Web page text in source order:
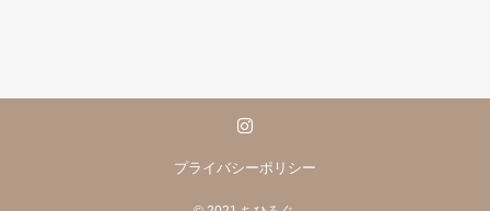
プライバシーポリシー